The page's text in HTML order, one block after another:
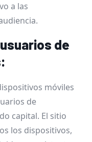
a las
de
móviles
de
capital. El sitio
los dispositivos,